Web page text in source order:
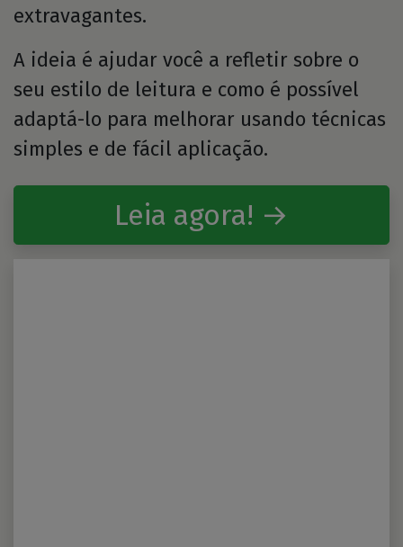
extravagantes.
A ideia é ajudar você a refletir sobre o
seu estilo de leitura e como é possível
adaptá-lo para melhorar usando técnicas
simples e de fácil aplicação.
Leia agora! →